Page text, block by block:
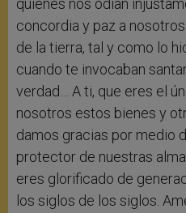
quienes nos odian
concordia y paz a
de la tierra, tal y como lo
cuando te invocaban
verdad… A ti, que eres el
nosotros estos bienes y
damos gracias por medio
protector de nuestras
eres glorificado de
los siglos de los siglos.